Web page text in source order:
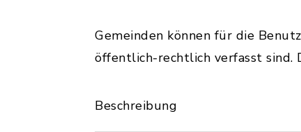
Gemeinden können für die
öffentlich-rechtlich verfasst sind.
Beschreibung